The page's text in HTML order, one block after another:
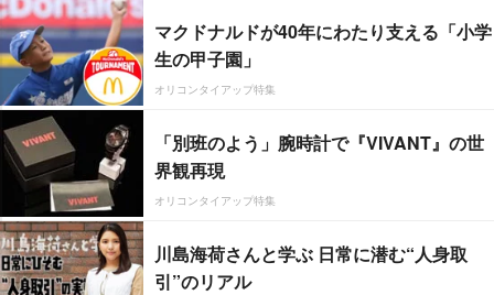
マクドナルドが40年にわたり支える「小学
生の甲子園」
オリコンタイアップ特集
「別班のよう」腕時計で『VIVANT』の世
界観再現
オリコンタイアップ特集
川島海荷さんと学ぶ 日常に潜む“人身取
引”のリアル